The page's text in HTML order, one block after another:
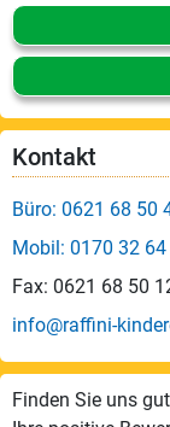
Kontakt
Büro: 0621 68 50
Mobil: 0170 32 64
Fax: 0621 68 50
info@raffini-
Finden Sie uns